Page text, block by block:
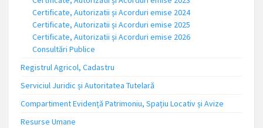
Certificate, Autorizatii și Acorduri emise 2024
Certificate, Autorizatii și Acorduri emise 2025
Certificate, Autorizatii și Acorduri emise 2026
Consultări Publice
Registrul Agricol, Cadastru
Serviciul Juridic și Autoritatea Tutelară
Compartiment Evidență Patrimoniu, Spațiu Locativ și Avize
Resurse Umane